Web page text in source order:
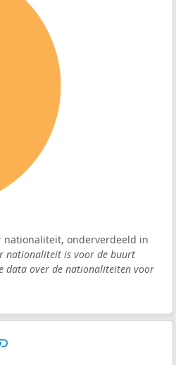
nationaliteit, onderverdeeld in
nationaliteit is voor de buurt
data over de nationaliteiten voor